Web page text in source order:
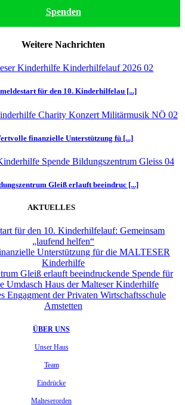
Spenden
Weitere Nachrichten
für den 10. Kinderhilfelau [...]
finanzielle Unterstützung fü [...]
Gleiß erlauft beeindruc [...]
AKTUELLES
für den 10. Kinderhilfelauf: Gemeinsam
„laufend helfen“
Unterstützung für die MALTESER
Kinderhilfe
Gleiß erlauft beeindruckende Spende für
Umdasch Haus der Malteser Kinderhilfe
Engagment der Privaten Wirtschaftsschule
Amstetten
ÜBER UNS
Unser Haus
Team
Eindrücke
Malteserorden